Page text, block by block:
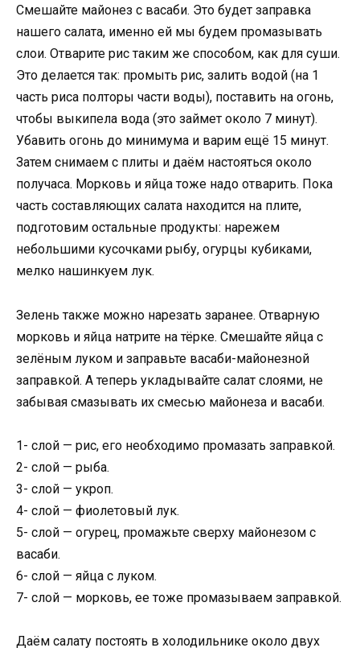
Смешайте майонез с васаби. Это будет заправка
нашего салата, именно ей мы будем промазывать
слои. Отварите рис таким же способом, как для суши.
Это делается так: промыть рис, залить водой (на 1
часть риса полторы части воды), поставить на огонь,
чтобы выкипела вода (это займет около 7 минут).
Убавить огонь до минимума и варим ещё 15 минут.
Затем снимаем с плиты и даём настояться около
получаса. Морковь и яйца тоже надо отварить. Пока
часть составляющих салата находится на плите,
подготовим остальные продукты: нарежем
небольшими кусочками рыбу, огурцы кубиками,
мелко нашинкуем лук.
Зелень также можно нарезать заранее. Отварную
морковь и яйца натрите на тёрке. Смешайте яйца с
зелёным луком и заправьте васаби-майонезной
заправкой. А теперь укладывайте салат слоями, не
забывая смазывать их смесью майонеза и васаби.
1- слой — рис, его необходимо промазать заправкой.
2- слой — рыба.
3- слой — укроп.
4- слой — фиолетовый лук.
5- слой — огурец, промажьте сверху майонезом с
васаби.
6- слой — яйца с луком.
7- слой — морковь, ее тоже промазываем заправкой.
Даём салату постоять в холодильнике около двух